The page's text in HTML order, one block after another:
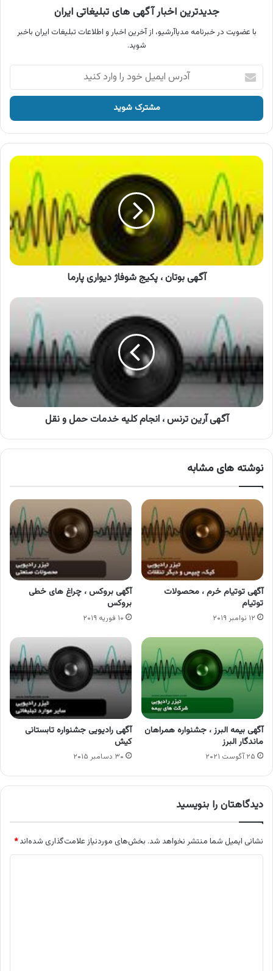
جدیدترین اخبار آگهی های تبلیغاتی ایران
با عضویت در خبرنامه مدیاآرشیو، از آخرین اخبار و اطلاعات تبلیغات ایران باخبر
شوید.
آدرس
ایمیل
خود
وارد
کنید
آگهی
پکیج
شوفاژ
دیواری
پارما
آگهی بوتان ، پکیج شوفاژ دیواری پارما
آگهی
،
انجام
کلیه
خدمات
حمل
و
آگهی آرین ترنس ، انجام کلیه خدمات حمل و نقل
نوشته های مشابه
آگهی توتیام خرم ، محصولات
توتیام
۱۲ نوامبر ۲۰۱۹
آگهی بروکس ، چراغ های خطی
بروکس
۱۰ فوریه ۲۰۱۹
آگهی بیمه البرز ، جشنواره همراهان
ماندگار البرز
۲۵ آگوست ۲۰۲۱
آگهی رادیویی جشنواره تابستانی
کیش
۳۰ دسامبر ۲۰۱۵
دیدگاهتان را بنویسید
نشانی ایمیل شما منتشر نخواهد شد. بخش‌های موردنیاز علامت‌گذاری شده‌اند*